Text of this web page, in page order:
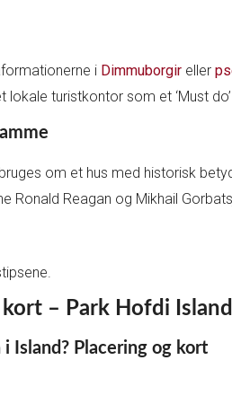
i Dimmuborgir eller
turistkontor som et ‘Must
om et hus med historisk
Reagan og Mikhail
– Park Hofdi Island
Island? Placering og kort